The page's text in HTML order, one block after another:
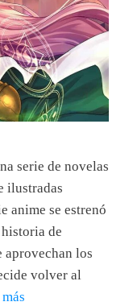
serie de novelas
ilustradas
anime se estrenó
de
aprovechan los
volver al